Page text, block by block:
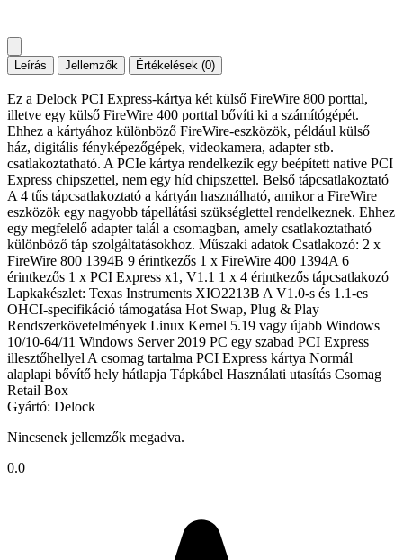
Leírás Jellemzők Értékelések (0)
Ez a Delock PCI Express-kártya két külső FireWire 800 porttal,
illetve egy külső FireWire 400 porttal bővíti ki a számítógépét.
Ehhez a kártyához különböző FireWire-eszközök, például külső
ház, digitális fényképezőgépek, videokamera, adapter stb.
csatlakoztatható. A PCIe kártya rendelkezik egy beépített native PCI
Express chipszettel, nem egy híd chipszettel. Belső tápcsatlakoztató
A 4 tűs tápcsatlakoztató a kártyán használható, amikor a FireWire
eszközök egy nagyobb tápellátási szükséglettel rendelkeznek. Ehhez
egy megfelelő adapter talál a csomagban, amely csatlakoztatható
különböző táp szolgáltatásokhoz. Műszaki adatok Csatlakozó: 2 x
FireWire 800 1394B 9 érintkezős 1 x FireWire 400 1394A 6
érintkezős 1 x PCI Express x1, V1.1 1 x 4 érintkezős tápcsatlakozó
Lapkakészlet: Texas Instruments XIO2213B A V1.0-s és 1.1-es
OHCI-specifikáció támogatása Hot Swap, Plug & Play
Rendszerkövetelmények Linux Kernel 5.19 vagy újabb Windows
10/10-64/11 Windows Server 2019 PC egy szabad PCI Express
illesztőhellyel A csomag tartalma PCI Express kártya Normál
alaplapi bővítő hely hátlapja Tápkábel Használati utasítás Csomag
Retail Box
Gyártó: Delock
Nincsenek jellemzők megadva.
0.0